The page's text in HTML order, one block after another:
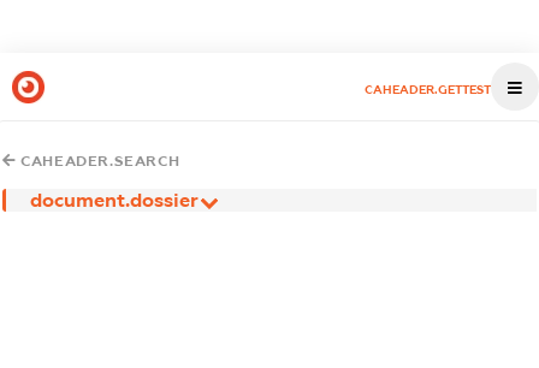
CAHEADER.GETTEST
CAHEADER.SEARCH
document.dossier